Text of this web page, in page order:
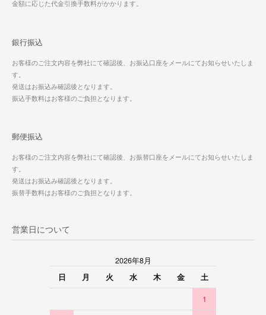
金額に応じた代金引換手数料がかかります。
銀行振込
お客様のご注文内容を弊社にて確認後、お振込口座をメールにてお知らせいたしま
す。
発送はお振込み確認後となります。
振込手数料はお客様のご負担となります。
郵便振込
お客様のご注文内容を弊社にて確認後、お振替口座をメールにてお知らせいたしま
す。
発送はお振込み確認後となります。
振替手数料はお客様のご負担となります。
営業日について
2026年8月
日
月 火 水 木 金 土
1